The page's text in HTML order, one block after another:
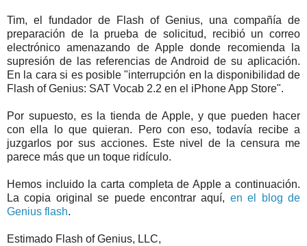
Tim, el fundador de Flash of Genius, una compañía de
preparación de la prueba de solicitud, recibió un correo
electrónico amenazando de Apple donde recomienda la
supresión de las referencias de Android de su aplicación.
En la cara si es posible "interrupción en la disponibilidad de
Flash of Genius: SAT Vocab 2.2 en el iPhone App Store".
Por supuesto, es la tienda de Apple, y que pueden hacer
con ella lo que quieran. Pero con eso, todavía recibe a
juzgarlos por sus acciones. Este nivel de la censura me
parece más que un toque ridículo.
Hemos incluido la carta completa de Apple a continuación.
La copia original se puede encontrar aquí, en el blog de
Genius flash.
Estimado Flash of Genius, LLC,